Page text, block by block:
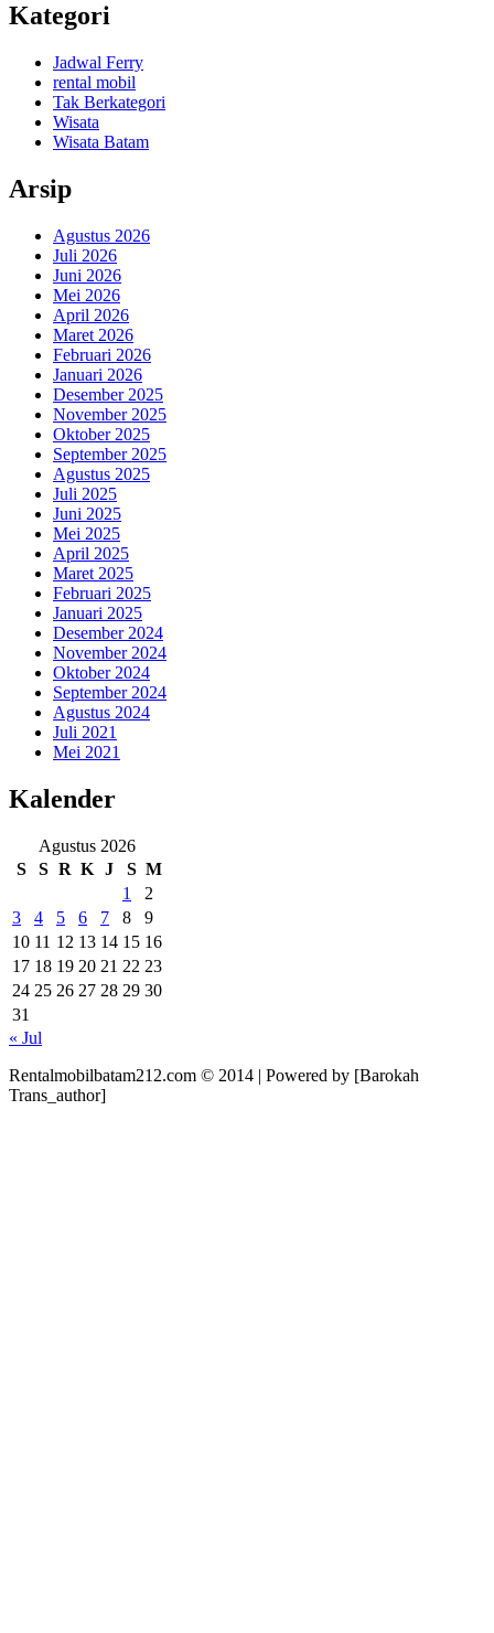
Kategori
Jadwal Ferry
rental mobil
Tak Berkategori
Wisata
Wisata Batam
Arsip
Agustus 2026
Juli 2026
Juni 2026
Mei 2026
April 2026
Maret 2026
Februari 2026
Januari 2026
Desember 2025
November 2025
Oktober 2025
September 2025
Agustus 2025
Juli 2025
Juni 2025
Mei 2025
April 2025
Maret 2025
Februari 2025
Januari 2025
Desember 2024
November 2024
Oktober 2024
September 2024
Agustus 2024
Juli 2021
Mei 2021
Kalender
Agustus 2026
S
S R K J S M
1
2
3
4 5 6 7 8
9
10 11 12 13 14 15 16
17 18 19 20 21 22 23
24 25 26 27 28 29 30
31
« Jul
Rentalmobilbatam212.com © 2014 | Powered by [Barokah
Trans_author]